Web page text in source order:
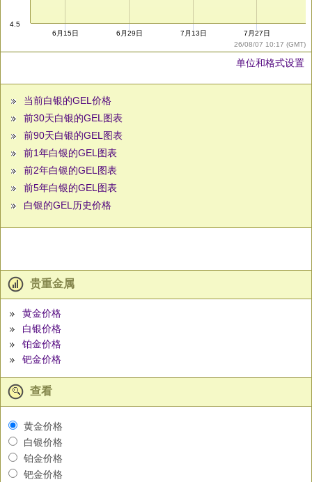
26/08/07 10:17 (GMT)
4.5
6月15日 6月29日 7月13日 7月27日
单位和格式设置
当前白银的GEL价格
前30天白银的GEL图表
前90天白银的GEL图表
前1年白银的GEL图表
前2年白银的GEL图表
前5年白银的GEL图表
白银的GEL历史价格
贵重金属
黄金价格
白银价格
铂金价格
钯金价格
查看
黄金价格
白银价格
铂金价格
钯金价格